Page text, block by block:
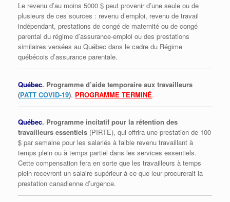
Le revenu d’au moins 5000 $ peut provenir d’une seule ou de
plusieurs de ces sources : revenu d’emploi, revenu de travail
indépendant, prestations de congé de maternité ou de congé
parental du régime d’assurance-emploi ou des prestations
similaires versées au Québec dans le cadre du Régime
québécois d’assurance parentale.
Québec. Programme d’aide temporaire aux travailleurs
(PATT COVID-19). PROGRAMME TERMINÉ.
Québec. Programme incitatif pour la rétention des
travailleurs essentiels (PIRTE), qui offrira une prestation de 100
$ par semaine pour les salariés à faible revenu travaillant à
temps plein ou à temps partiel dans les services essentiels.
Cette compensation fera en sorte que les travailleurs à temps
plein recevront un salaire supérieur à ce que leur procurerait la
prestation canadienne d’urgence.